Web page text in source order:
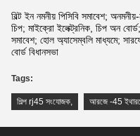
বিল্ট ইন নমনীয় পিসিবি সমাবেশ;
চিপ; মাইক্রো ইলেক্ট্রনিক, চিপ অন
সমাবেশ; হোল অ্যাসেম্বলি মাধ্যমে;
বোর্ড বিধানসভা
Tags:
শিল্প rj45 সংযোজক, আরজে -45